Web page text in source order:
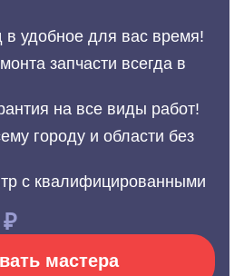
удобное для вас время!
запчасти всегда в
на все виды работ!
городу и области без
с квалифицированными
₽
мастера